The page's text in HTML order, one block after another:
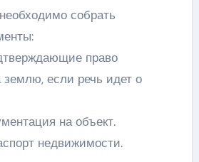
собрать
право
землю, если речь идет о
на объект.
недвижимости.